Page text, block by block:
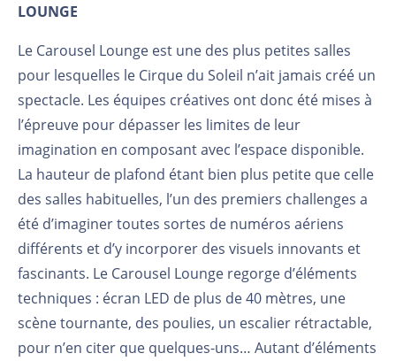
LOUNGE
Le Carousel Lounge est une des plus petites salles
pour lesquelles le Cirque du Soleil n’ait jamais créé un
spectacle. Les équipes créatives ont donc été mises à
l’épreuve pour dépasser les limites de leur
imagination en composant avec l’espace disponible.
La hauteur de plafond étant bien plus petite que celle
des salles habituelles, l’un des premiers challenges a
été d’imaginer toutes sortes de numéros aériens
différents et d’y incorporer des visuels innovants et
fascinants. Le Carousel Lounge regorge d’éléments
techniques : écran LED de plus de 40 mètres, une
scène tournante, des poulies, un escalier rétractable,
pour n’en citer que quelques-uns… Autant d’éléments